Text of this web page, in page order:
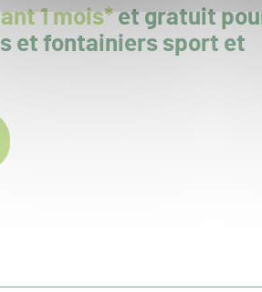
1 mois*et gratuit
et fontainiers sport et